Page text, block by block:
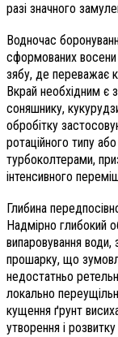
разі значного
Водночас
сформованих восени
зябу, де переважає
Вкрай необхідним є
соняшнику,
обробітку
ротаційного типу
турбоколтерами,
інтенсивного
Глибина
Надмірно глибокий
випаровування води,
прошарку, що
недостатньо
локально
кущення ґрунт
утворення і